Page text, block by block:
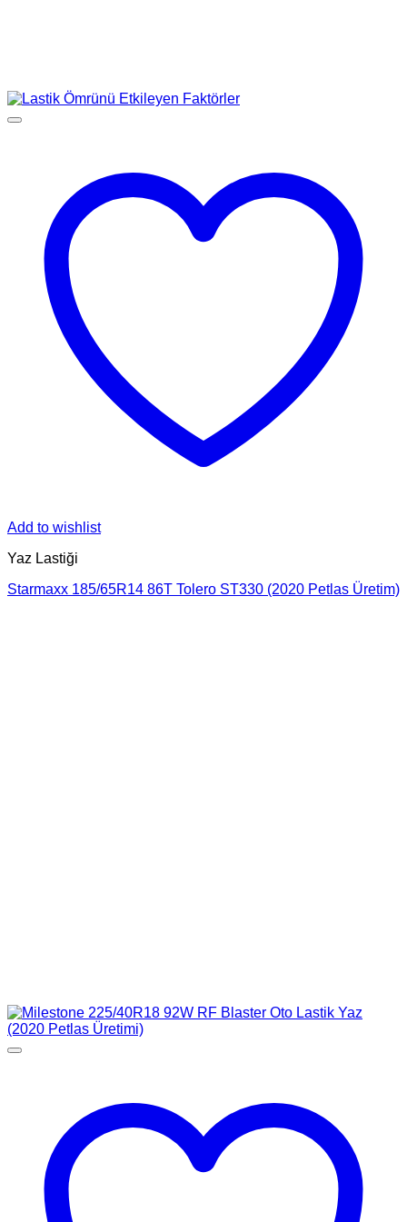
Add to wishlist
Yaz Lastiği
Starmaxx 185/65R14 86T Tolero ST330 (2020 Petlas Üretim)